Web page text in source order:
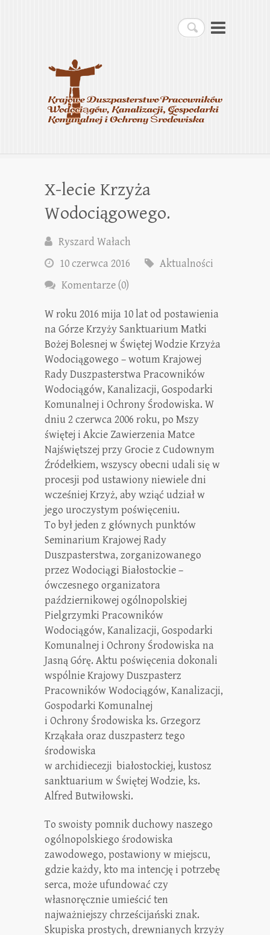
Szukaj
Krajowe Duszpasterstwo
Pracowników
Wodociągów, Kanalizacji,
Gospodarki Komunalnej i
Ochrony Środowiska
X-lecie Krzyża
Wodociągowego.
Ryszard Wałach
10 czerwca 2016
Aktualności
Komentarze (0)
W roku 2016 mija 10 lat od postawienia
na Górze Krzyży Sanktuarium Matki
Bożej Bolesnej w Świętej Wodzie Krzyża
Wodociągowego – wotum Krajowej
Rady Duszpasterstwa Pracowników
Wodociągów, Kanalizacji, Gospodarki
Komunalnej i Ochrony Środowiska. W
dniu 2 czerwca 2006 roku, po Mszy
świętej i Akcie Zawierzenia Matce
Najświętszej przy Grocie z Cudownym
Źródełkiem, wszyscy obecni udali się w
procesji pod ustawiony niewiele dni
wcześniej Krzyż, aby wziąć udział w
jego uroczystym poświęceniu.
To był jeden z głównych punktów
Seminarium Krajowej Rady
Duszpasterstwa, zorganizowanego
przez Wodociągi Białostockie –
ówczesnego organizatora
październikowej ogólnopolskiej
Pielgrzymki Pracowników
Wodociągów, Kanalizacji, Gospodarki
Komunalnej i Ochrony Środowiska na
Jasną Górę. Aktu poświęcenia dokonali
wspólnie Krajowy Duszpasterz
Pracowników Wodociągów, Kanalizacji,
Gospodarki Komunalnej
i Ochrony Środowiska ks. Grzegorz
Krząkała oraz duszpasterz tego
środowiska
w archidiecezji białostockiej, kustosz
sanktuarium w Świętej Wodzie, ks.
Alfred Butwiłowski.
To swoisty pomnik duchowy naszego
ogólnopolskiego środowiska
zawodowego, postawiony w miejscu,
gdzie każdy, kto ma intencję i potrzebę
serca, może ufundować czy
własnoręcznie umieścić ten
najważniejszy chrześcijański znak.
Skupiska prostych, drewnianych krzyży